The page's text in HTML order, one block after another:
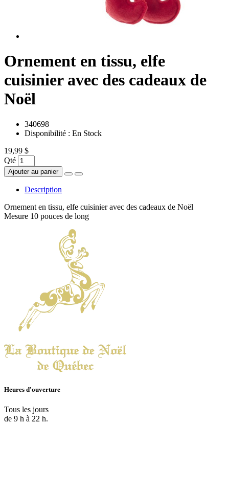
Ornement en tissu, elfe
cuisinier avec des cadeaux de
Noël
340698
Disponibilité : En Stock
19,99 $
Qté
Ajouter au panier
Description
Ornement en tissu, elfe cuisinier avec des cadeaux de Noël
Mesure 10 pouces de long
Heures d'ouverture
Tous les jours
de 9 h à 22 h.